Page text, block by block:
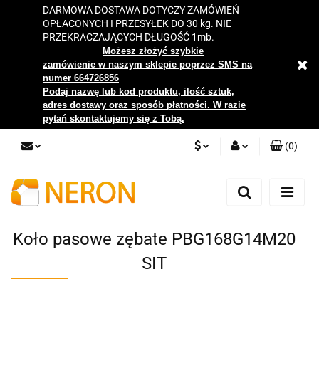
DARMOWA DOSTAWA DOTYCZY ZAMÓWIEŃ
OPŁACONYCH I PRZESYŁEK DO 30 kg. NIE
PRZEKRACZAJĄCYCH DŁUGOŚĆ 1mb.
Możesz złożyć szybkie
zamówienie w naszym sklepie poprzez SMS na
numer 664726856
Podaj nazwę lub kod produktu, ilość sztuk,
adres dostawy oraz sposób płatności. W razie
pytań skontaktujemy się z Tobą.
Zaloguj się
Zgody cookies
(0)
Koło pasowe zębate PBG168G14M20
SIT